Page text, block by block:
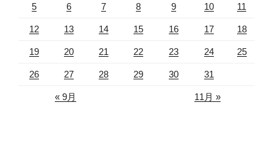
車”
5 6 7 8 9 10 11
12 13 14 15 16 17 18
19 20 21 22 23 24 25
26 27 28 29 30 31
« 9月 11月 »